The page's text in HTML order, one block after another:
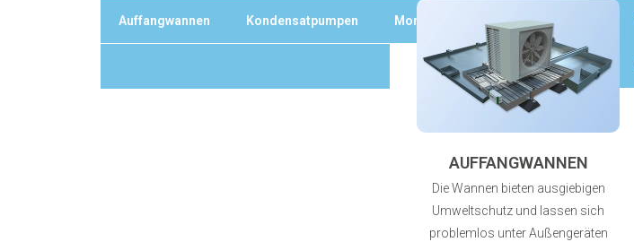
Auffangwannen Kondensatpumpen Montagematerial Kupferrohr
AUFFANGWANNEN
Die Wannen bieten ausgiebigen
Umweltschutz und lassen sich
problemlos unter Außengeräten